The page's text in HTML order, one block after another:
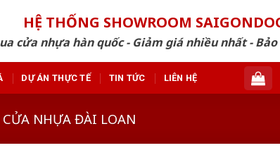
HỆ THỐNG SHOWROOM
cửa nhựa hàn quốc - Giảm giá nhiều nhất -
DỰ ÁN THỰC TẾ TIN TỨC LIÊN HỆ
CỬA NHỰA ĐÀI LOAN